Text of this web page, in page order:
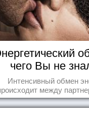
чего Вы не
Интенсивный обмен
между
они испытывают
другу...